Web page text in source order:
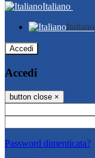
Italiano
Italiano
Accedi
Accedi
button close ×
Password dimenticata?